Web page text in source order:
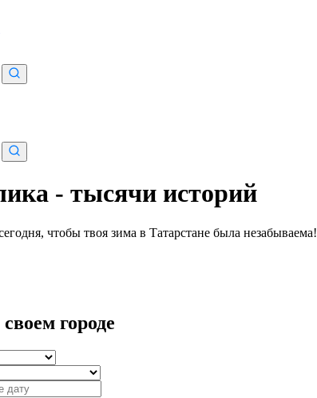
- тысячи историй
чтобы твоя зима в Татарстане была незабываема!
городе